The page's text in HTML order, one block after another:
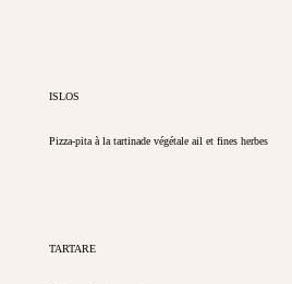
ISLOS
Pizza-pita à la tartinade végétale ail et fines herbes
TARTARE